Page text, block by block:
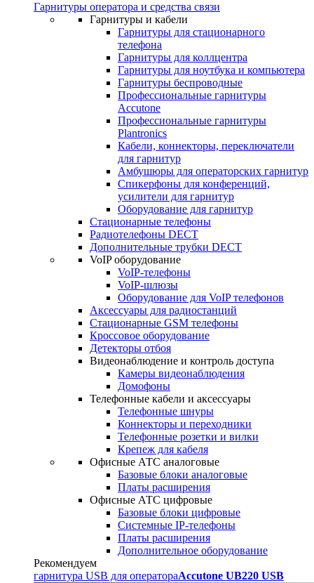
Гарнитуры оператора и средства связи
Гарнитуры и кабели
Гарнитуры для стационарного
телефона
Гарнитуры для коллцентра
Гарнитуры для ноутбука и компьютера
Гарнитуры беспроводные
Профессиональные гарнитуры
Accutone
Профессиональные гарнитуры
Plantronics
Кабели, коннекторы, переключатели
для гарнитур
Амбушюры для операторских гарнитур
Cпикерфоны для конференций,
усилители для гарнитур
Оборудование для гарнитур
Стационарные телефоны
Радиотелефоны DECT
Дополнительные трубки DECT
VoIP оборудование
VoIP-телефоны
VoIP-шлюзы
Оборудование для VoIP телефонов
Аксессуары для радиостанций
Стационарные GSM телефоны
Кроссовое оборудование
Детекторы отбоя
Видеонаблюдение и контроль доступа
Камеры видеонаблюдения
Домофоны
Телефонные кабели и аксессуары
Телефонные шнуры
Коннекторы и переходники
Телефонные розетки и вилки
Крепеж для кабеля
Офисные АТС аналоговые
Базовые блоки аналоговые
Платы расширения
Офисные АТС цифровые
Базовые блоки цифровые
Системные IP-телефоны
Платы расширения
Дополнительное оборудование
Рекомендуем
гарнитура USB для оператораAccutone UB220 USB